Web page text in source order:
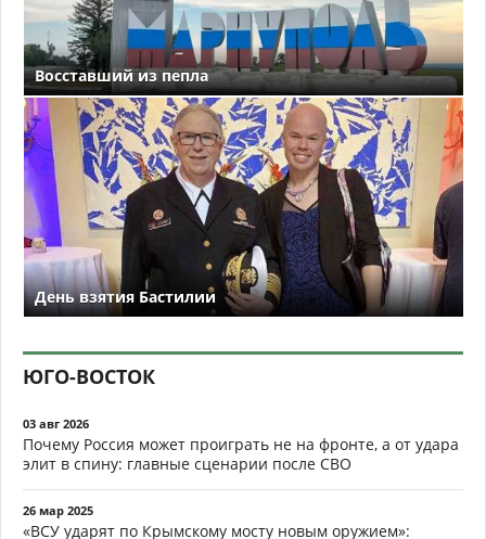
Восставший из пепла
День взятия Бастилии
ЮГО-ВОСТОК
03 авг 2026
Почему Россия может проиграть не на фронте, а от удара
элит в спину: главные сценарии после СВО
26 мар 2025
«ВСУ ударят по Крымскому мосту новым оружием»: